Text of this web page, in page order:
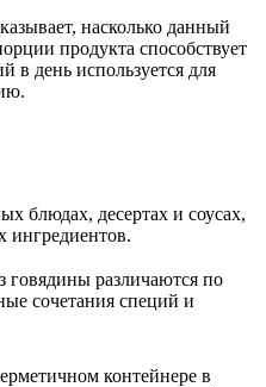
насколько данный
продукта способствует
в день используется для
блюдах, десертах и соусах,
ингредиентов.
говядины различаются по
сочетания специй и
контейнере в